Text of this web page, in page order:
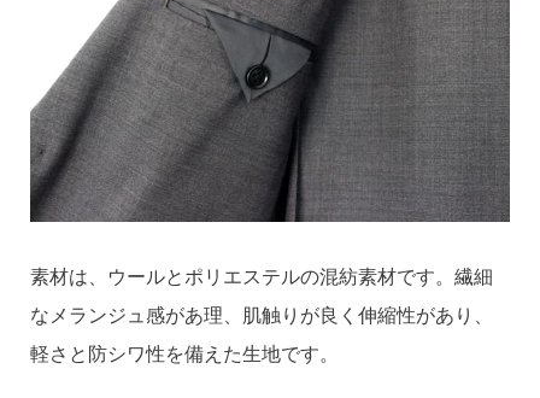
素材は、ウールとポリエステルの混紡素材です。繊細
なメランジュ感があ理、肌触りが良く伸縮性があり、
軽さと防シワ性を備えた生地です。